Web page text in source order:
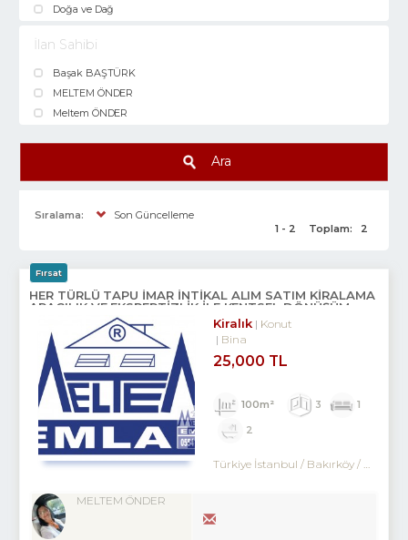
Doğa ve Dağ
İlan Sahibi
Başak BAŞTÜRK
MELTEM ÖNDER
Meltem ÖNDER
Ara
Sıralama:
Son Güncelleme
1 - 2
Toplam: 2
Fırsat
HER TÜRLÜ TAPU İMAR İNTİKAL ALIM SATIM KİRALAMA
ARACILIK VE EKSPERTİZLİK ILE KENTSEL DÖNÜŞÜM
DANIŞMANLIK HİZMETLERİ
Kiralık
Konut
Bina
25,000 TL
100m² 3
1
2
Türkiye İstanbul / Bakırköy/ Kartaltepe
MELTEM ÖNDER